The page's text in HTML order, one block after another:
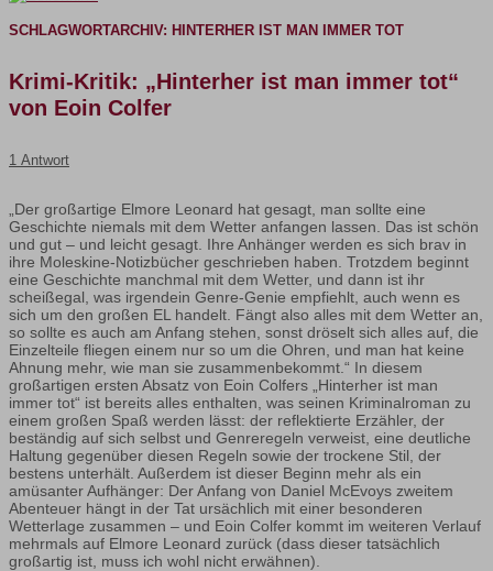
SCHLAGWORTARCHIV: HINTERHER IST MAN IMMER TOT
Krimi-Kritik: „Hinterher ist man immer tot“
von Eoin Colfer
1 Antwort
„Der großartige Elmore Leonard hat gesagt, man sollte eine
Geschichte niemals mit dem Wetter anfangen lassen. Das ist schön
und gut – und leicht gesagt. Ihre Anhänger werden es sich brav in
ihre Moleskine-Notizbücher geschrieben haben. Trotzdem beginnt
eine Geschichte manchmal mit dem Wetter, und dann ist ihr
scheißegal, was irgendein Genre-Genie empfiehlt, auch wenn es
sich um den großen EL handelt. Fängt also alles mit dem Wetter an,
so sollte es auch am Anfang stehen, sonst dröselt sich alles auf, die
Einzelteile fliegen einem nur so um die Ohren, und man hat keine
Ahnung mehr, wie man sie zusammenbekommt.“ In diesem
großartigen ersten Absatz von Eoin Colfers „Hinterher ist man
immer tot“ ist bereits alles enthalten, was seinen Kriminalroman zu
einem großen Spaß werden lässt: der reflektierte Erzähler, der
beständig auf sich selbst und Genreregeln verweist, eine deutliche
Haltung gegenüber diesen Regeln sowie der trockene Stil, der
bestens unterhält. Außerdem ist dieser Beginn mehr als ein
amüsanter Aufhänger: Der Anfang von Daniel McEvoys zweitem
Abenteuer hängt in der Tat ursächlich mit einer besonderen
Wetterlage zusammen – und Eoin Colfer kommt im weiteren Verlauf
mehrmals auf Elmore Leonard zurück (dass dieser tatsächlich
großartig ist, muss ich wohl nicht erwähnen).